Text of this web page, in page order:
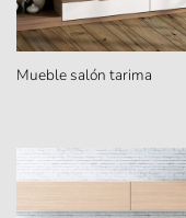
Mueble salón tarima